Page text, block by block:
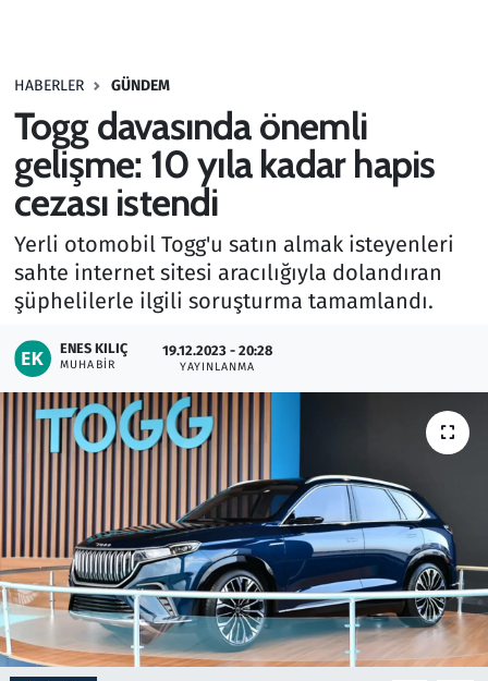
HABERLER GÜNDEM
Togg davasında önemli
gelişme: 10 yıla kadar hapis
cezası istendi
Yerli otomobil Togg'u satın almak isteyenleri
sahte internet sitesi aracılığıyla dolandıran
şüphelilerle ilgili soruşturma tamamlandı.
ENES KILIÇ
MUHABIR
19.12.2023 - 20:28
YAYINLANMA
Haber
Kültür Sanat
Kurumsal Haberler
Lezzet Durağı
Memur ve Kamu
Otomobil
Oyun
Ramazan
Resmi İlanlar
Rüya Tabirleri
Sağlık